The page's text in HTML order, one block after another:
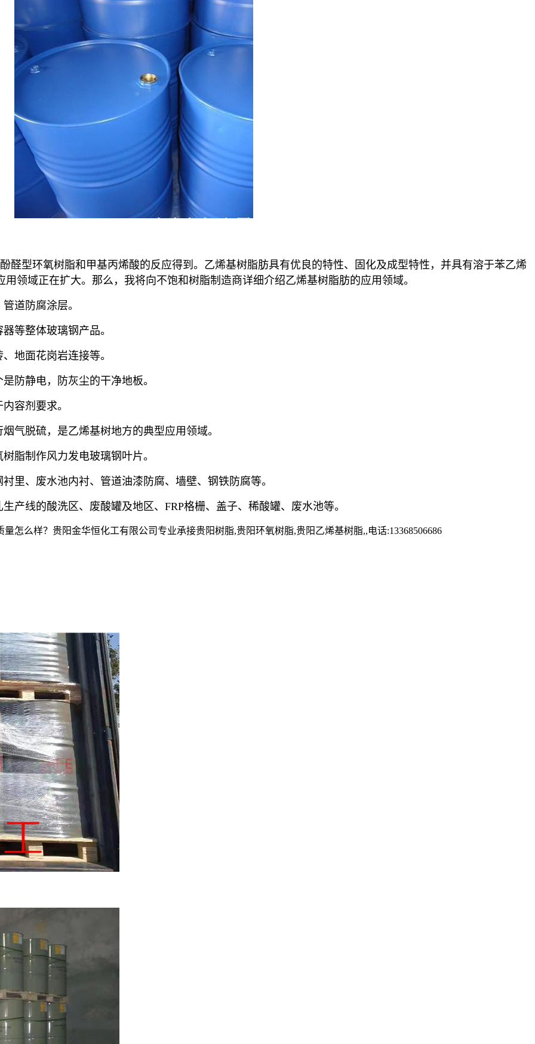
醛型环氧树脂和甲基丙烯酸的反应得到。乙烯基树脂肪具有优良的特性、固化及成型特性，并具有溶于苯乙烯
领域正在扩大。那么，我将向不饱和树脂制造商详细介绍乙烯基树脂肪的应用领域。
道防腐涂层。
等整体玻璃钢产品。
地面花岗岩连接等。
防静电，防灰尘的干净地板。
容剂要求。
气脱硫，是乙烯基树地方的典型应用领域。
脂制作风力发电玻璃钢叶片。
里、废水池内衬、管道油漆防腐、墙壁、钢铁防腐等。
产线的酸洗区、废酸罐及地区、FRP格栅、盖子、稀酸罐、废水池等。
怎么样？贵阳金华恒化工有限公司专业承接贵阳树脂,贵阳环氧树脂,贵阳乙烯基树脂,,电话:13368506686